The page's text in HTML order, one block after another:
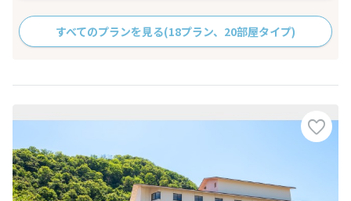
すべてのプランを見る(18プラン、20部屋タイプ)